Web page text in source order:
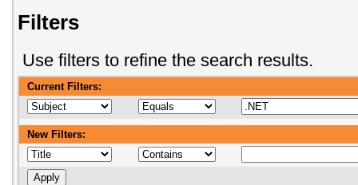
Filters
Use filters to refine the search results.
Current Filters:
New Filters: